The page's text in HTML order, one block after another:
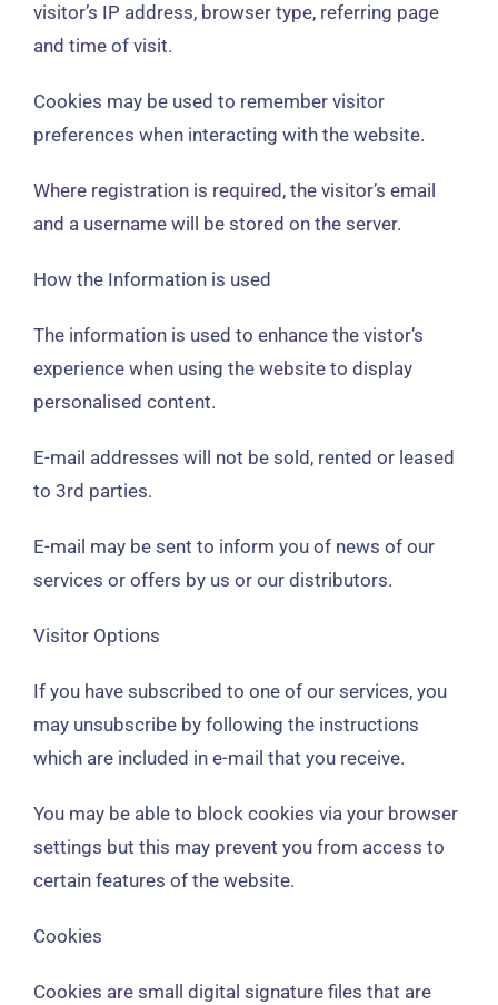
visitor’s IP address, browser type, referring page
and time of visit.
Cookies may be used to remember visitor
preferences when interacting with the website.
Where registration is required , the visitor’s email
and a username will be stored on the server.
How the Information is used
The information is used to enhance the vistor’s
experience when using the website to display
personalised content.
E-mail addresses will not be sold , rented or leased
to 3rd parties.
E-mail may be sent to inform you of news of our
services or offers by us or our distributors.
Visitor Options
If you have subscribed to one of our services, you
may unsubscribe by following the instructions
which are included in e-mail that you receive.
You may be able to block cookies via your browser
settings but this may prevent you from access to
certain features of the website.
Cookies
Cookies are small digital signature files that are